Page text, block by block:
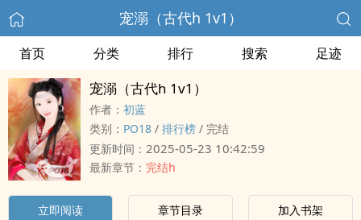
宠溺（古代h ‍‌‍1‍‍‎v‌1‎）
首页 分类 排行 搜索 足迹
宠溺（古代h ‍‌‍1‍‍‎v‌1‎）
作者： 初蓝
类别： ‍‌P‍O‍‌1‎‍8‍‌‎ / 排行榜 / 完结
更新时间： 2025-05-23 10:42:59
最新章节： 完结h
立即阅读 章节目录 加入书架